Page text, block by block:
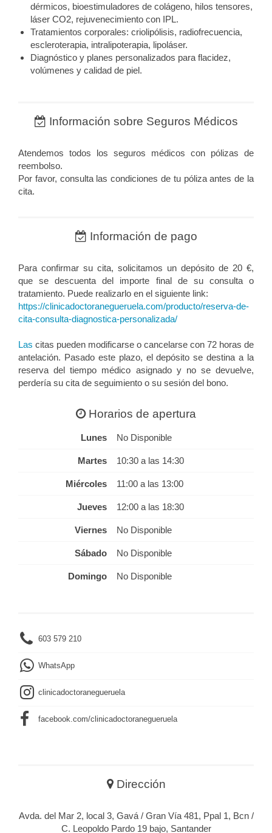
dérmicos, bioestimuladores de colágeno, hilos tensores,
láser CO2, rejuvenecimiento con IPL.
Tratamientos corporales: criolipólisis, radiofrecuencia,
escleroterapia, intralipoterapia, lipoláser.
Diagnóstico y planes personalizados para flacidez,
volúmenes y calidad de piel.
Información sobre Seguros Médicos
Atendemos todos los seguros médicos con pólizas de
reembolso.
Por favor, consulta las condiciones de tu póliza antes de la
cita.
Información de pago
Para confirmar su cita, solicitamos un depósito de 20 €,
que se descuenta del importe final de su consulta o
tratamiento. Puede realizarlo en el siguiente link:
https://clinicadoctoranegueruela.com/producto/reserva-de-
cita-consulta-diagnostica-personalizada/
Las citas pueden modificarse o cancelarse con 72 horas de
antelación. Pasado este plazo, el depósito se destina a la
reserva del tiempo médico asignado y no se devuelve,
perdería su cita de seguimiento o su sesión del bono.
Horarios de apertura
Lunes No Disponible
Martes 10:30 a las 14:30
Miércoles 11:00 a las 13:00
Jueves 12:00 a las 18:30
Viernes No Disponible
Sábado No Disponible
Domingo No Disponible
603 579 210
WhatsApp
clinicadoctoranegueruela
facebook.com/clinicadoctoranegueruela
Dirección
Avda. del Mar 2, local 3, Gavá / Gran Vía 481, Ppal 1, Bcn /
C. Leopoldo Pardo 19 bajo, Santander